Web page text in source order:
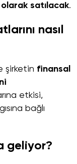
satılacak.
nasıl
şirketin finansal
etkisi,
bağlı
geliyor?